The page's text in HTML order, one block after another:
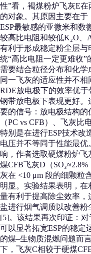
性”看，褐煤粉炉飞灰E
的对象。其原因主要在
ESP最敏感的亚微米和数
较高比电阻和较低K₂O、
有利于形成稳定粉尘层
统“高比电阻一定更难收”
需要结合粒径分布和化
同一飞灰的适应性并不
RDE放电极下的效率优
钢带放电极下表现更好
要的信号：放电极结构的
（PC vs CFB）、飞灰比
特别是在进行ESP技术改
电压并不等同于性能最优
响，作者选取硬煤粉炉飞
煤CFB飞灰D（
灰在 <10 μm 段的细颗粒
明显。实验结果表明，在
量有利于提高除尘效率
盐进行烟气调质以改善
[5]。该结果再次印证：
可以显著拓宽ESP的稳定
的煤–生物质混燃问题而
下，飞灰C相较于硬煤